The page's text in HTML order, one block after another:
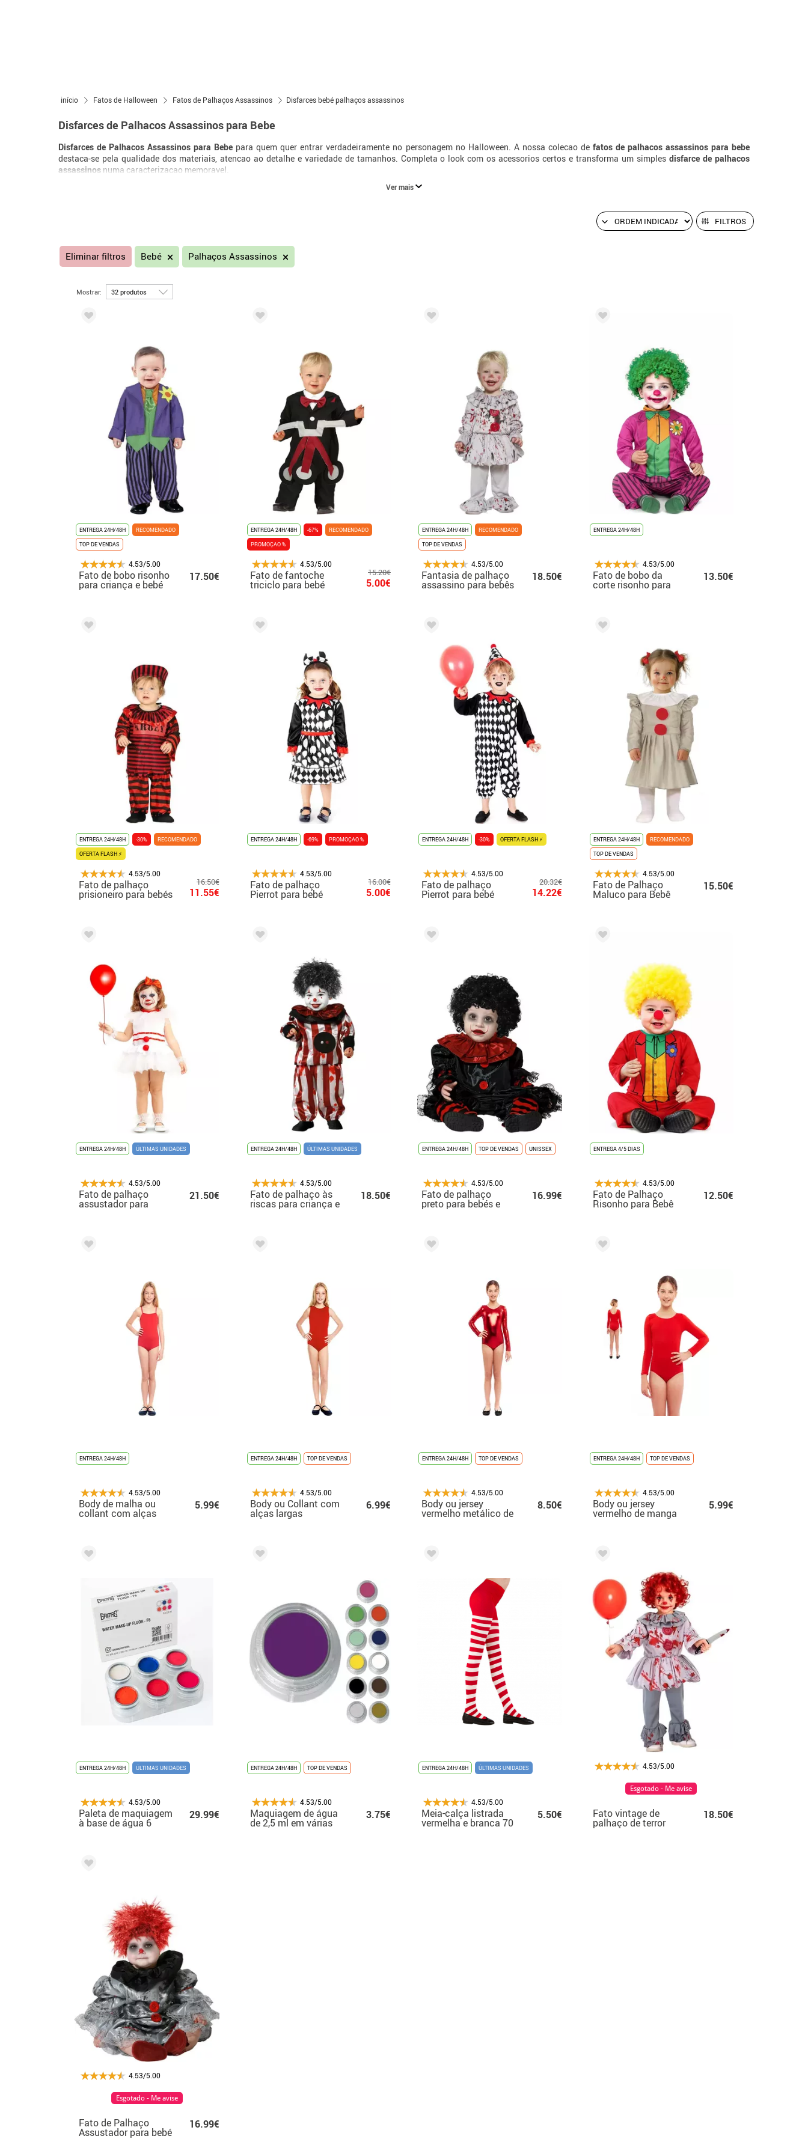
início Fatos de Halloween Fatos de Palhaços Assassinos Disfarces bebé palhaços assassinos
Disfarces de Palhacos Assassinos para Bebe
Disfarces de Palhacos Assassinos para Bebe para quem quer entrar verdadeiramente no personagem no Halloween. A nossa colecao de fatos de palhacos assassinos para bebe
destaca-se pela qualidade dos materiais, atencao ao detalhe e variedade de tamanhos. Completa o look com os acessorios certos e transforma um simplesdisfarce de palhacos
assassinos numa caracterizacao memoravel.
Ver mais
FILTROS
Eliminar filtros Bebé Palhaços Assassinos
Mostrar:
ENTREGA 24H/48H
RECOMENDADO
TOP DE VENDAS
4.53/5.00
Fato de bobo risonho
para criança e bebé
17.50€
ENTREGA 24H/48H -67%
RECOMENDADO
PROMOÇAO %
4.53/5.00
Fato de fantoche
triciclo para bebé
15.20€
5.00€
ENTREGA 24H/48H
RECOMENDADO
TOP DE VENDAS
4.53/5.00
Fantasia de palhaço
assassino para bebês
18.50€
ENTREGA 24H/48H
4.53/5.00
Fato de bobo da
corte risonho para
13.50€
ENTREGA 24H/48H -30%
RECOMENDADO
OFERTA FLASH ⚡
4.53/5.00
Fato de palhaço
prisioneiro para bebés
16.50€
11.55€
ENTREGA 24H/48H -69% PROMOÇAO %
4.53/5.00
Fato de palhaço
Pierrot para bebé
16.00€
5.00€
ENTREGA 24H/48H -30% OFERTA FLASH ⚡
4.53/5.00
Fato de palhaço
Pierrot para bebé
20.32€
14.22€
ENTREGA 24H/48H
RECOMENDADO
TOP DE VENDAS
4.53/5.00
Fato de Palhaço
Maluco para Bebê
15.50€
ENTREGA 24H/48H ÚLTIMAS UNIDADES
4.53/5.00
Fato de palhaço
assustador para
21.50€
ENTREGA 24H/48H ÚLTIMAS UNIDADES
4.53/5.00
Fato de palhaço às
riscas para criança e
18.50€
ENTREGA 24H/48H TOP DE VENDAS UNISSEX
4.53/5.00
Fato de palhaço
preto para bebés e
crianças
16.99€
ENTREGA 4/5 DIAS
4.53/5.00
Fato de Palhaço
Risonho para Bebê
12.50€
ENTREGA 24H/48H
4.53/5.00
Body de malha ou
collant com alças
vermelhas para
5.99€
ENTREGA 24H/48H TOP DE VENDAS
4.53/5.00
Body ou Collant com
alças largas
vermelhas para
6.99€
ENTREGA 24H/48H TOP DE VENDAS
4.53/5.00
Body ou jersey
vermelho metálico de
8.50€
ENTREGA 24H/48H TOP DE VENDAS
4.53/5.00
Body ou jersey
vermelho de manga
5.99€
ENTREGA 24H/48H ÚLTIMAS UNIDADES
4.53/5.00
Paleta de maquiagem
à base de água 6
29.99€
ENTREGA 24H/48H TOP DE VENDAS
4.53/5.00
Maquiagem de água
de 2,5 ml em várias
cores
3.75€
ENTREGA 24H/48H ÚLTIMAS UNIDADES
4.53/5.00
Meia-calça listrada
vermelha e branca 70
5.50€
4.53/5.00
Fato vintage de
palhaço de terror
para bebê
18.50€
Esgotado - Me avise
4.53/5.00
Fato de Palhaço
Assustador para bebé
16.99€
Esgotado - Me avise